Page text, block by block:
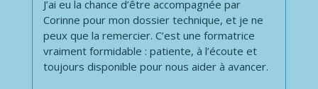
J’ai eu la chance d’être accompagnée par
Corinne pour mon dossier technique, et je ne
peux que la remercier. C’est une formatrice
vraiment formidable : patiente, à l’écoute et
toujours disponible pour nous aider à avancer.